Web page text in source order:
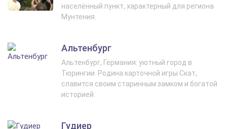
населённый пункт, характерный для региона
Мунтения.
Альтенбург
Альтенбург, Германия: уютный город в
Тюрингии. Родина карточной игры Скат,
славится своим старинным замком и богатой
историей.
Гудиер